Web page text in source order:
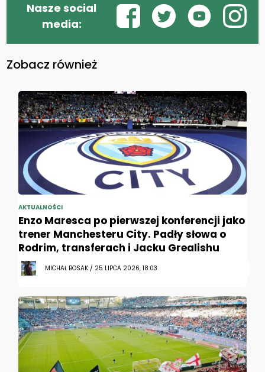
Nasze social
media:
Zobacz również
AKTUALNOŚCI
Enzo Maresca po pierwszej konferencji jako
trener Manchesteru City. Padły słowa o
Rodrim, transferach i Jacku Grealishu
MICHAŁ BOSAK / 25 LIPCA 2026, 18:03